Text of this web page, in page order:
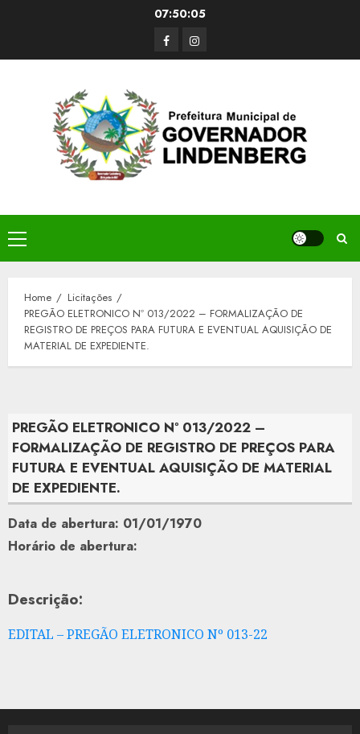
07:50:05
FacerbookInstagram
Primary
Menu
Home
Licitações
PREGÃO ELETRONICO Nº 013/2022 – FORMALIZAÇÃO DE
REGISTRO DE PREÇOS PARA FUTURA E EVENTUAL AQUISIÇÃO DE
MATERIAL DE EXPEDIENTE.
PREGÃO ELETRONICO Nº 013/2022 –
FORMALIZAÇÃO DE REGISTRO DE PREÇOS PARA
FUTURA E EVENTUAL AQUISIÇÃO DE MATERIAL
DE EXPEDIENTE.
Data de abertura: 01/01/1970
Horário de abertura:
Descrição:
EDITAL – PREGÃO ELETRONICO Nº 013-22